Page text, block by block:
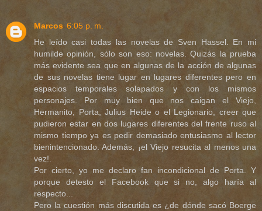
Marcos 6:05 p. m.
He leído casi todas las novelas de Sven Hassel. En mi
humilde opinión, sólo son eso: novelas. Quizás la prueba
más evidente sea que en algunas de la acción de algunas
de sus novelas tiene lugar en lugares diferentes pero en
espacios temporales solapados y con los mismos
personajes. Por muy bien que nos caigan el Viejo,
Hermanito, Porta, Julius Heide o el Legionario, creer que
pudieron estar en dos lugares diferentes del frente ruso al
mismo tiempo ya es pedir demasiado entusiasmo al lector
bienintencionado. Además, ¡el Viejo resucita al menos una
vez!.
Por cierto, yo me declaro fan incondicional de Porta. Y
porque detesto el Facebook que si no, algo haría al
respecto...
Pero la cuestión más discutida es ¿de dónde sacó Boerge